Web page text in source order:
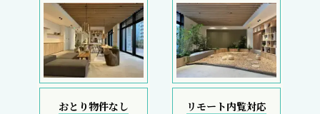
おとり物件なし リモート内覧対応